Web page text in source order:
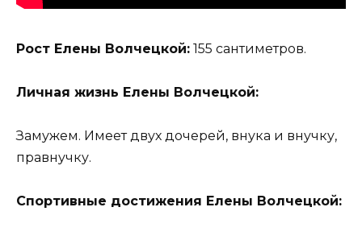
Рост Елены Волчецкой: 155 сантиметров.
Личная жизнь Елены Волчецкой:
Замужем. Имеет двух дочерей, внука и внучку,
правнучку.
Спортивные достижения Елены Волчецкой: